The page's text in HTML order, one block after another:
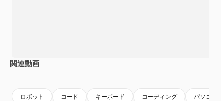
関連動画
ロボット コード キーボード コーディング パソコン